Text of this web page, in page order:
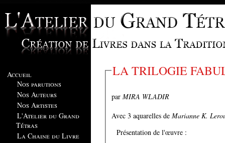
Accueil
Nos parutions
Nos Auteurs
Nos Artistes
L'Atelier du Grand
Tétras
La Chaine du Livre
LA TRILOGIE
par MIRA WLADIR
Avec 3 aquarelles de Marianne K.
Présentation de l'œuvre :